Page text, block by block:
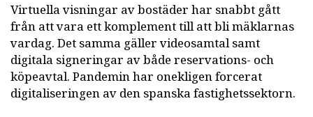
Virtuella visningar av bostäder har snabbt gått
från att vara ett komplement till att bli mäklarnas
vardag. Det samma gäller videosamtal samt
digitala signeringar av både reservations- och
köpeavtal. Pandemin har onekligen forcerat
digitaliseringen av den spanska fastighetssektorn.